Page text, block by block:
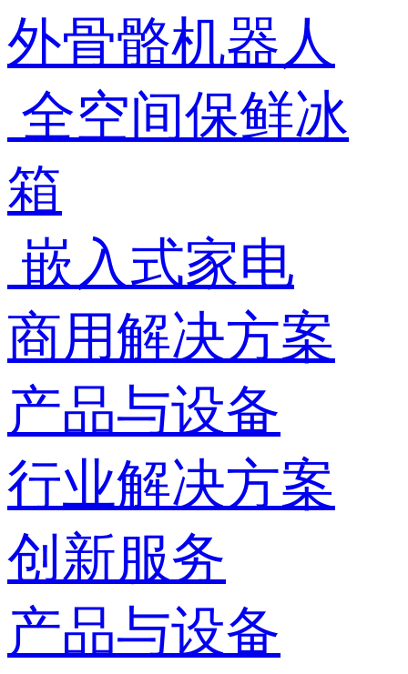
外骨骼机器人
全空间保鲜冰
箱
嵌入式家电
商用解决方案
产品与设备
行业解决方案
创新服务
产品与设备